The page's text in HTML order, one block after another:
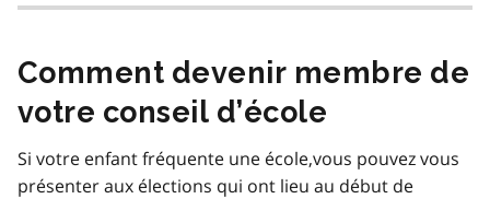
Comment devenir membre de
votre conseil d’école
Si votre enfant fréquente une école,vous pouvez vous
présenter aux élections qui ont lieu au début de